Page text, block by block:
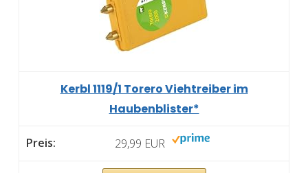
Kerbl 1119/1 Torero Viehtreiber im
Haubenblister*
29,99 EUR